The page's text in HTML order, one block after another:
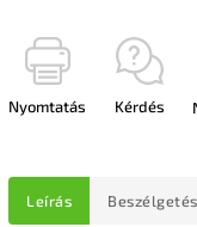
Nyomtatás Kérdés
Leírás Beszélgetés